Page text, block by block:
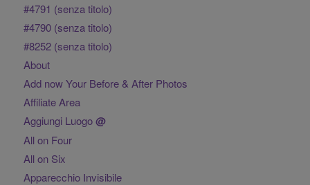
#4791 (senza titolo)
#4790 (senza titolo)
#8252 (senza titolo)
About
Add now Your Before & After Photos
Affiliate Area
Aggiungi Luogo@
All on Four
All on Six
Apparecchio Invisibile